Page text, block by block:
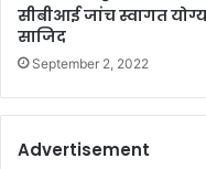
सीबीआई जांच स्वागत
साजिद
September 2, 2022
Advertisement